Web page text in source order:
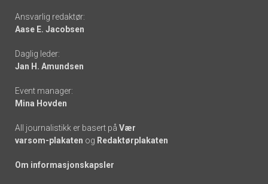
Footer
-
links
Ansvarlig redaktør:
Aase E. Jacobsen
Daglig leder:
Jan H. Amundsen
Event manager:
Mina Hovden
All journalistikk er basert på Vær
varsom-plakaten og Redaktørplakaten
Om informasjonskapsler